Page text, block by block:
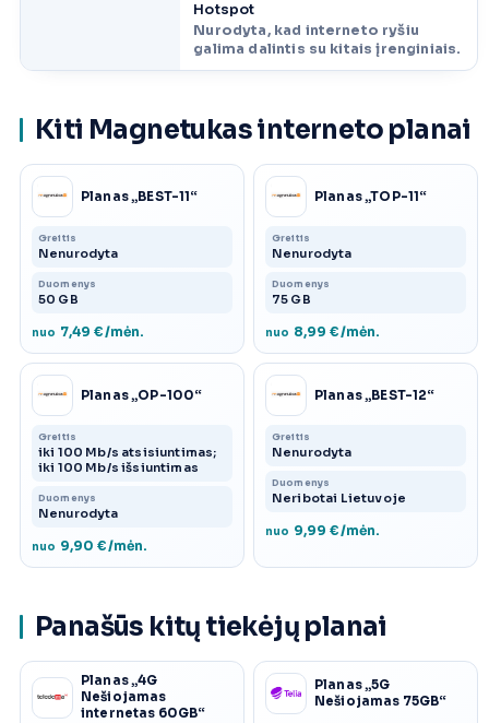
Hotspot
Nurodyta, kad interneto ryšiu
galima dalintis su kitais įrenginiais.
Kiti Magnetukas interneto planai
Planas „BEST-11“
Greitis
Nenurodyta
Duomenys
50 GB
nuo 7,49 €/mėn.
Planas „TOP-11“
Greitis
Nenurodyta
Duomenys
75 GB
nuo 8,99 €/mėn.
Planas „OP-100“
Greitis
iki 100 Mb/s atsisiuntimas;
iki 100 Mb/s išsiuntimas
Duomenys
Nenurodyta
nuo 9,90 €/mėn.
Planas „BEST-12“
Greitis
Nenurodyta
Duomenys
Neribotai Lietuvoje
nuo 9,99 €/mėn.
Panašūs kitų tiekėjų planai
Planas „4G
Nešiojamas
internetas 60GB“
Planas „5G
Nešiojamas 75GB“